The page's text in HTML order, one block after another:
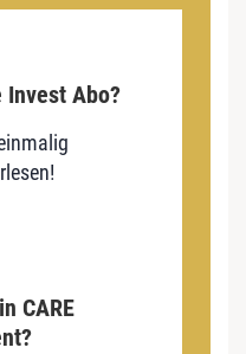
Invest Abo?
CARE